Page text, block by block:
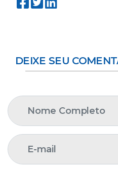
DEIXE SEU